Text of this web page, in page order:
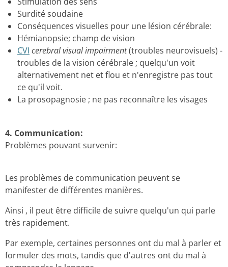
Surdité soudaine
Conséquences visuelles pour une lésion cérébrale:
Hémianopsie; champ de vision
CVI cerebral visualimpairment(troubles neurovisuels) -
troubles de la vision cérébrale ; quelqu'un voit
alternativement net et flou et n'enregistre pas tout
ce qu'il voit.
La prosopagnosie ; ne pas reconnaître les visages
4. Communication:
Problèmes pouvant survenir:
Les problèmes de communication peuvent se
manifester de différentes manières.
Ainsi , il peut être difficile de suivre quelqu'un qui parle
très rapidement.
Par exemple, certaines personnes ont du mal à parler et
formuler des mots, tandis que d'autres ont du mal à